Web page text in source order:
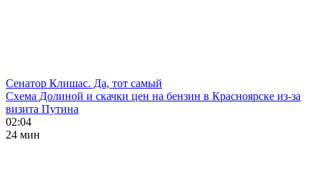
Сенатор Клишас. Да, тот самый
Схема Долиной и скачки цен на бензин в Красноярске из-за
визита Путина
02:04
24 мин